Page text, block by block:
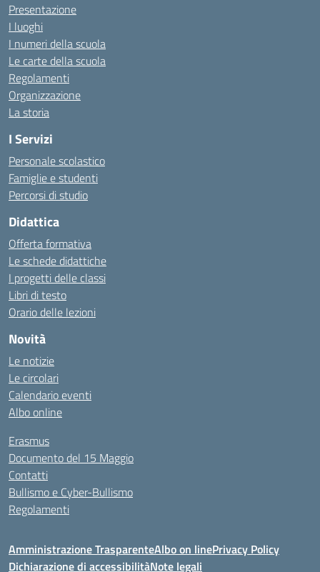
Presentazione
I luoghi
I numeri della scuola
Le carte della scuola
Regolamenti
Organizzazione
La storia
I Servizi
Personale scolastico
Famiglie e studenti
Percorsi di studio
Didattica
Offerta formativa
Le schede didattiche
I progetti delle classi
Libri di testo
Orario delle lezioni
Novità
Le notizie
Le circolari
Calendario eventi
Albo online
Erasmus
Documento del 15 Maggio
Contatti
Bullismo e Cyber-Bullismo
Regolamenti
Amministrazione TrasparenteAlbo on linePrivacy Policy
Dichiarazione di accessibilitàNote legali